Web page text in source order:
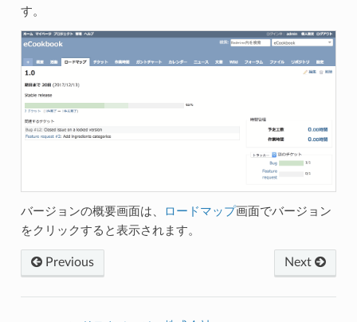
す。
バージョンの概要画面は、 ロードマップ画面でバージョン
をクリックすると表示されます。
Previous Next